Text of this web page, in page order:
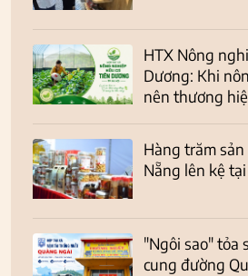
HTX Nông
Dương: Khi
nên thương
Hàng trăm sản
Nẵng lên kệ
"Ngôi sao" tỏa
cung đường